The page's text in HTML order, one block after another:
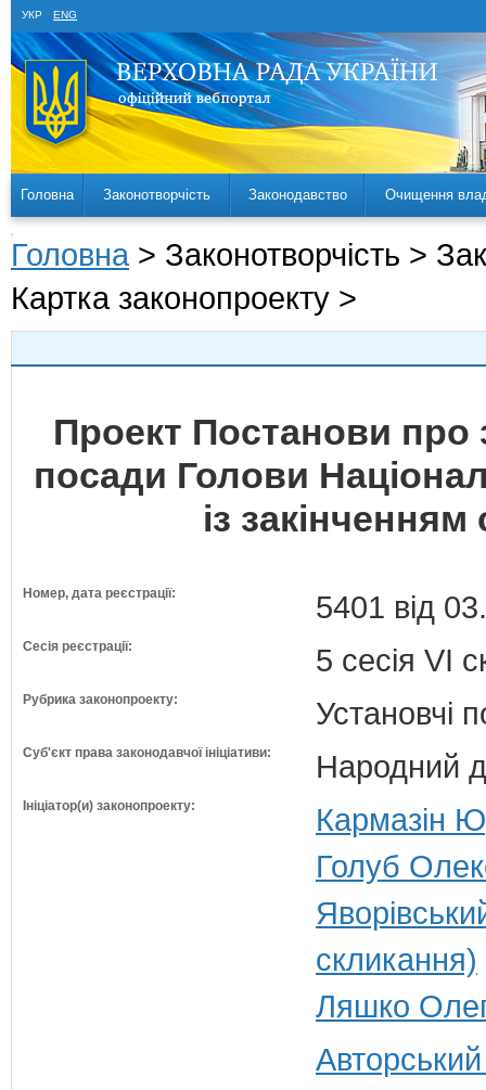
УКР ENG
Головна Законотворчість Законодавство Очищення
Головна > Законотворчість >
Картка законопроекту >
Проект Постанови про
посади Голови
із
Номер, дата реєстрації: 5401 від
Сесія реєстрації: 5 сесія VI
Рубрика законопроекту: Установчі
Суб'єкт права законодавчої ініціативи: Народний
Ініціатор(и) законопроекту:
Кармазін
Голуб
скликання)
Ляшко